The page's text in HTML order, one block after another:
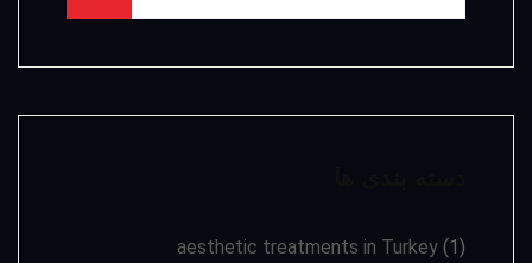
aesthetic treatments in Turkey (1)